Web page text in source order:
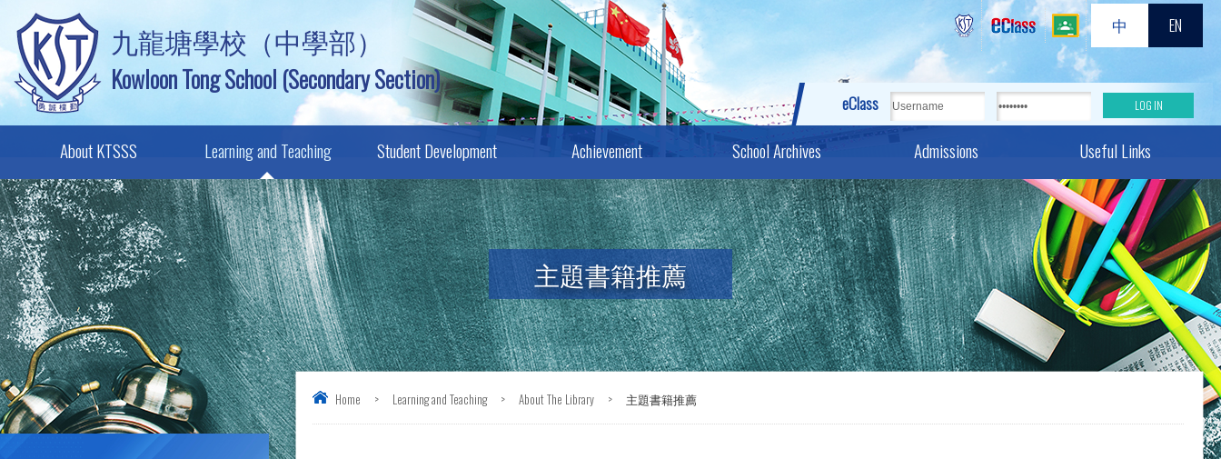
九龍塘學校（中學部）
Kowloon Tong School (Secondary Section)
中 EN
eClass
About KTSSS Learning and Teaching Student Development Achievement School Archives Admissions Useful Links
主題書籍推薦
Home > Learning and Teaching > About The Library > 主題書籍推薦